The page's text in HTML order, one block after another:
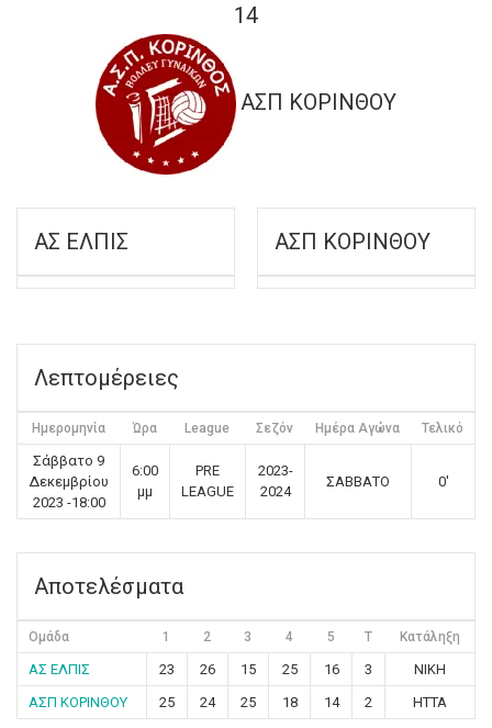
14
ΑΣΠ ΚΟΡΙΝΘΟΥ
ΑΣ ΕΛΠΙΣ ΑΣΠ ΚΟΡΙΝΘΟΥ
Λεπτομέρειες
Ημερομηνία Ώρα League Σεζόν Ημέρα Αγώνα Τελικό
Σάββατο 9
Δεκεμβρίου
2023 -18:00
6:00
μμ
PRE
LEAGUE
2023-
2024
ΣΑΒΒΑΤΟ 0'
Αποτελέσματα
Ομάδα 1 2 3 4 5 T Κατάληξη
ΑΣ ΕΛΠΙΣ 23 26 15 25 16 3
ΝΙΚΗ
ΑΣΠ ΚΟΡΙΝΘΟΥ
25 24 25 18 14 2 ΗΤΤΑ